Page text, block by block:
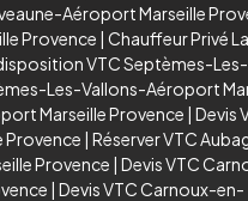
Aéroport Marseille
Provence | Chauffeur Privé La
VTC Septèmes-Les-
Les-Vallons-Aéroport
Marseille Provence | Devis
Provence | Réserver VTC
Provence | Devis VTC
| Devis VTC Carnoux-en-